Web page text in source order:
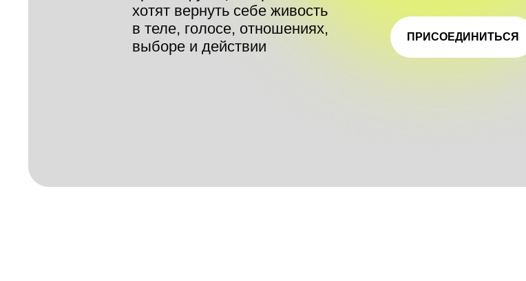
хотят вернуть себе живость
в теле, голосе, отношениях,
выборе и действии
ПРИСОЕДИНИТЬСЯ